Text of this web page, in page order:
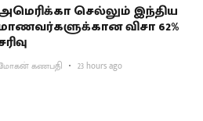
செல்லும் இந்திய
விசா 62%
கணபதி 23 hours ago